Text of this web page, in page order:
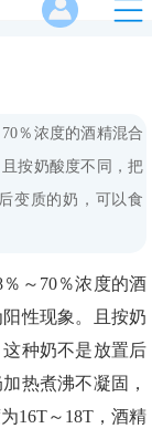
％浓度的酒精混合
按奶酸度不同，把
变质的奶，可以食
～70％浓度的酒
性现象。且按奶
种奶不是放置后
热煮沸不凝固，
16T～18T，酒精